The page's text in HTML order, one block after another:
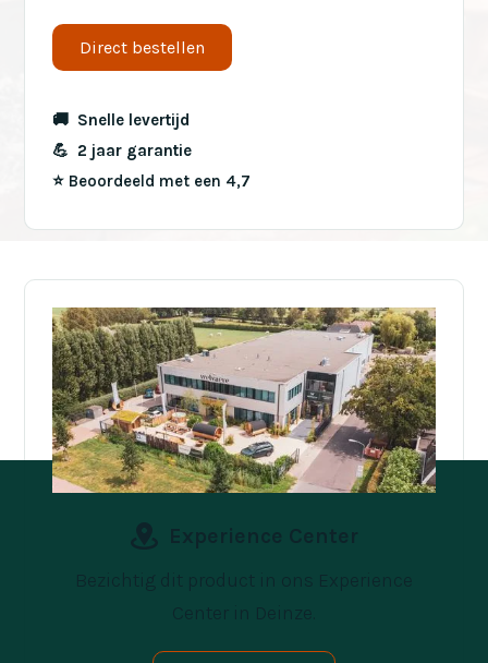
Direct bestellen
🚚 Snelle levertijd
💪 2 jaar garantie
⭐️ Beoordeeld met een 4,7
Experience Center
Bezichtig dit product in ons Experience
Center in Deinze.